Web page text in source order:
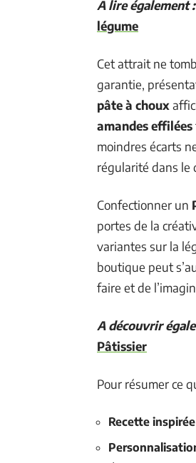
A lire également :
légume
Cet attrait ne
garantie,
pâte à choux
amandes effilées
moindres écarts
régularité dans le
Confectionner un
portes de la
variantes sur la
boutique peut
faire et de
A découvrir
Pâtissier
Pour résumer ce
Recette